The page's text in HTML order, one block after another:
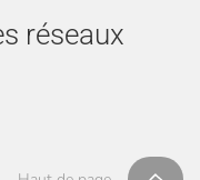
réseaux